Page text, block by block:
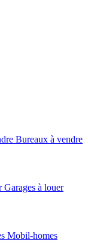
Bureaux à vendre
Garages à louer
Mobil-homes